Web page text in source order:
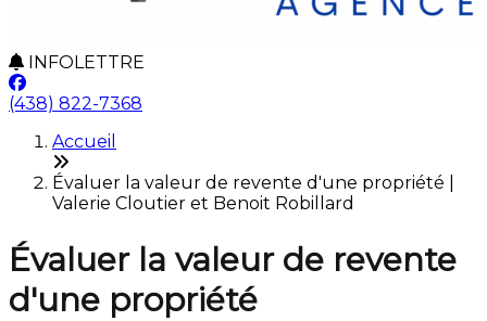
INFOLETTRE
(438) 822-7368
Accueil
Évaluer la valeur de revente d'une propriété |
Valerie Cloutier et Benoit Robillard
Évaluer la valeur de revente
d'une propriété